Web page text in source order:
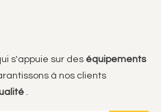
s'appuie sur des équipements
à nos clients
.